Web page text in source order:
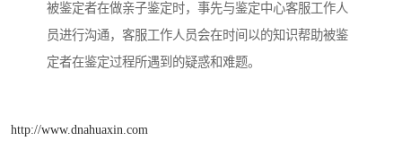
被鉴定者在做亲子鉴定时，事先与鉴定中心客服工作人
员进行沟通，客服工作人员会在时间以的知识帮助被鉴
定者在鉴定过程所遇到的疑惑和难题。
http://www.dnahuaxin.com